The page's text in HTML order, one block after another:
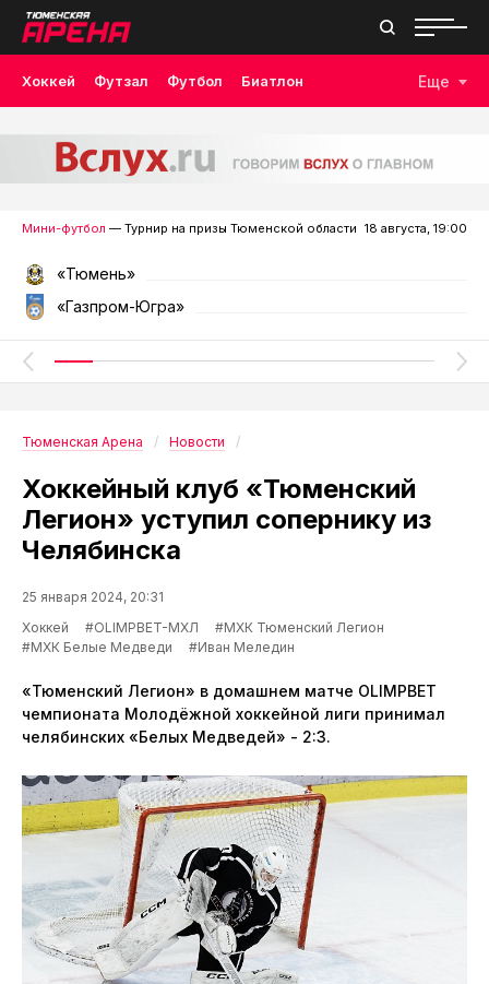
Хоккей Футзал Футбол Биатлон Еще
Мини-футбол — Турнир на призы Тюменской области 18 августа, 19:00
«Тюмень»
«Газпром-Югра»
Тюменская Арена Новости
Хоккейный клуб «Тюменский
Легион» уступил сопернику из
Челябинска
25 января 2024, 20:31
Хоккей
#OLIMPBET-МХЛ
#МХК Тюменский Легион
#МХК Белые Медведи
#Иван Меледин
«Тюменский Легион» в домашнем матче OLIMPBET
чемпионата Молодёжной хоккейной лиги принимал
челябинских «Белых Медведей» - 2:3.